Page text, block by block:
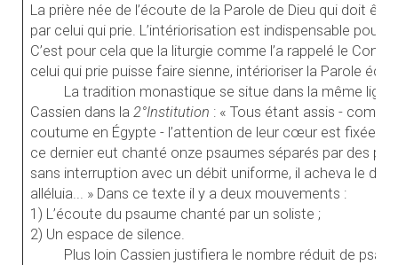
La prière née de l’écoute de la Parole de Dieu qui doit
par celui qui prie. L’intériorisation est indispensable pour
C’est pour cela que la liturgie comme l’a rappelé le
celui qui prie puisse faire sienne, intérioriser la Parole
La tradition monastique se situe dans la même
Cassien dans la 2°Institution : « Tous étant assis -
coutume en Égypte - l’attention de leur cœur est fixée
ce dernier eut chanté onze psaumes séparés par des
sans interruption avec un débit uniforme, il acheva le
alléluia... » Dans ce texte il y a deux mouvements :
1) L’écoute du psaume chanté par un soliste ;
2) Un espace de silence.
Plus loin Cassien justifiera le nombre réduit de